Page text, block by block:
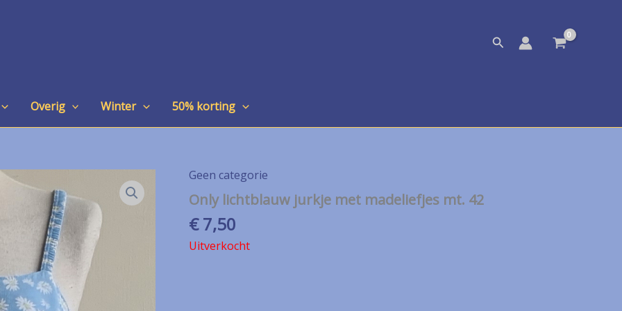
Zoeken
Overig Winter 50% korting
Geen categorie
Only lichtblauw jurkje met madeliefjes mt. 42
€7,50
Uitverkocht